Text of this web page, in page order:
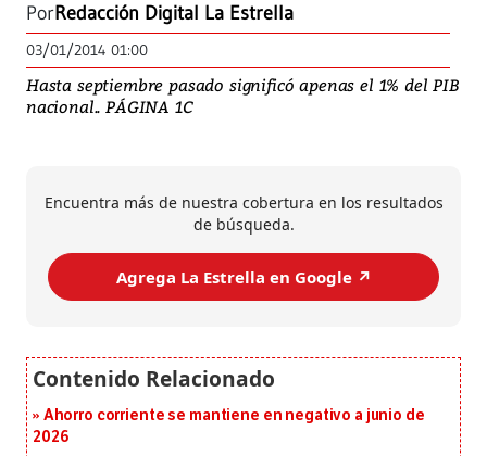
PorRedacción Digital La Estrella
03/01/2014 01:00
Hasta septiembre pasado significó apenas el 1% del PIB
nacional.. PÁGINA 1C
Encuentra más de nuestra cobertura en los resultados
de búsqueda.
Agrega La Estrella en Google ↗️
Ahorro corriente se mantiene en negativo a junio de
2026